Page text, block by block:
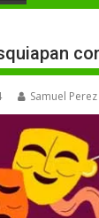
Samuel